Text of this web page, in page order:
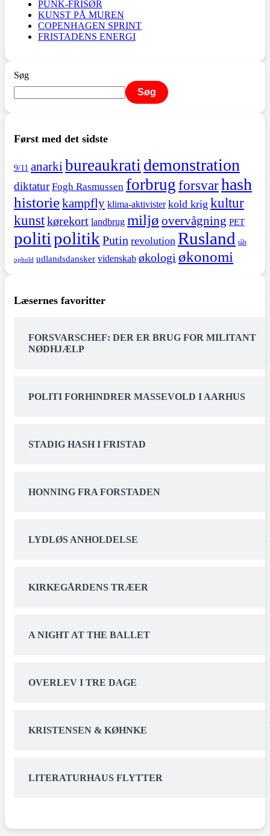
PUNK-FRISØR
KUNST PÅ MUREN
COPENHAGEN SPRINT
FRISTADENS ENERGI
Søg
Søg
Først med det sidste
9/11 anarki bureaukrati demonstration
diktatur Fogh Rasmussen forbrugforsvarhash
historiekampfly klima-aktivister kold krig kultur
kunstkørekort landbrug miljø overvågning PET
politipolitik Putin revolution Rusland tålt
ophold udlandsdansker videnskab økologi økonomi
Læsernes favoritter
FORSVARSCHEF: DER ER BRUG FOR MILITANT
NØDHJÆLP
POLITI FORHINDRER MASSEVOLD I AARHUS
STADIG HASH I FRISTAD
HONNING FRA FORSTADEN
LYDLØS ANHOLDELSE
KIRKEGÅRDENS TRÆER
A NIGHT AT THE BALLET
OVERLEV I TRE DAGE
KRISTENSEN & KØHNKE
LITERATURHAUS FLYTTER